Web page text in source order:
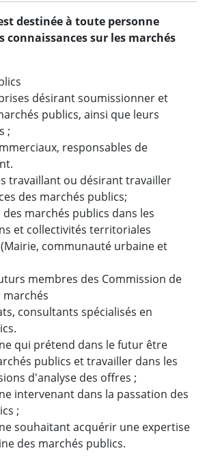
destinée à toute personne
connaissances sur les marchés
désirant soumissionner et
publics, ainsi que leurs
;
responsables de
travaillant ou désirant travailler
des marchés publics;
des marchés publics dans les
et collectivités territoriales
communauté urbaine et
membres des Commission de
marchés
consultants spécialisés en
qui prétend dans le futur être
publics et travailler dans les
d'analyse des offres ;
intervenant dans la passation des
;
souhaitant acquérir une expertise
des marchés publics.